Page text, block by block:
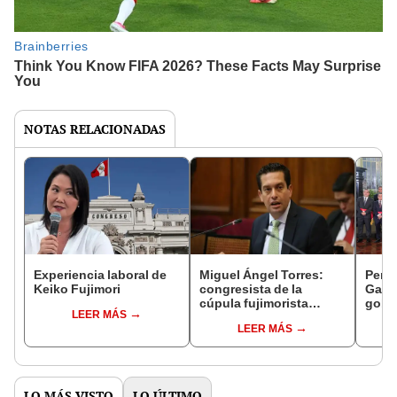
NOTAS RELACIONADAS
Experiencia laboral de
Keiko Fujimori
LEER MÁS
Miguel Ángel Torres:
congresista de la
cúpula fujimorista
del SenadoLEER MÁS